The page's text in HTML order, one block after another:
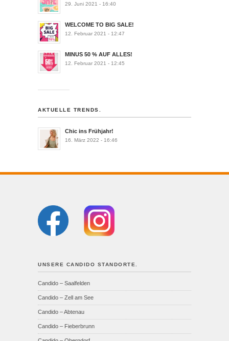
29. Juni 2021 - 16:40
WELCOME TO BIG SALE!
12. Februar 2021 - 12:47
MINUS 50 % AUF ALLES!
12. Februar 2021 - 12:45
AKTUELLE TRENDS.
Chic ins Frühjahr!
16. März 2022 - 16:46
UNSERE CANDIDO STANDORTE.
Candido – Saalfelden
Candido – Zell am See
Candido – Abtenau
Candido – Fieberbrunn